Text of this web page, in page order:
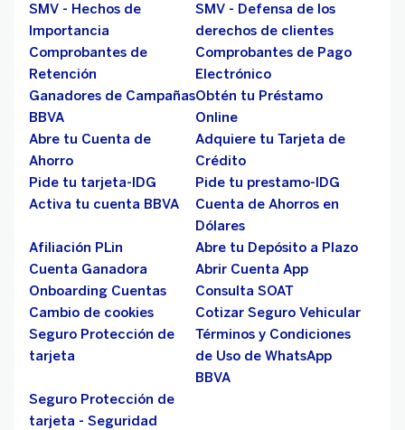
SMV - Hechos de
Importancia
SMV - Defensa de los
derechos de clientes
Comprobantes de
Retención
Comprobantes de Pago
Electrónico
Ganadores de Campañas
BBVA
Obtén tu Préstamo
Online
Abre tu Cuenta de
Ahorro
Adquiere tu Tarjeta de
Crédito
Pide tu tarjeta-IDG
Pide tu prestamo-IDG
Activa tu cuenta BBVA
Cuenta de Ahorros en
Dólares
Afiliación PLin
Abre tu Depósito a Plazo
Cuenta Ganadora
Abrir Cuenta App
Onboarding Cuentas
Consulta SOAT
Cambio de cookies
Cotizar Seguro Vehicular
Seguro Protección de
tarjeta
Términos y Condiciones
de Uso de WhatsApp
BBVA
Seguro Protección de
tarjeta - Seguridad